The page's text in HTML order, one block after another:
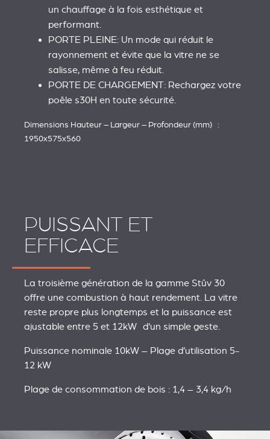
un chauffage à la fois esthétique et
performant.
PORTE PLEINE: Un mode qui réduit le
rayonnement et évite que la vitre ne se
salisse, même à feu réduit.
PORTE DE CHARGEMENT: Rechargez votre
poêle s30H en toute sécurité.
Dimensions Hauteur – Largeur – Profondeur (mm) :
1950x575x560
PUISSANT ET
EFFICACE
La troisième génération de la gamme Stûv 30
offre une combustion à haut rendement. La vitre
reste propre plus longtemps et la puissance est
ajustable entre 5 et 12kW d'un simple geste.
Puissance nominale 10kW – Plage d’utilisation 5-
12 kW
Plage de consommation de bois : 1,4 – 3,4 kg/h